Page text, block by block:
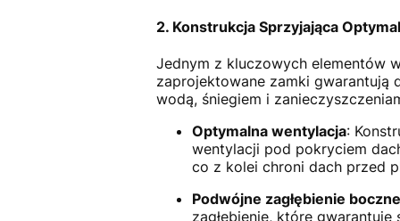
2. Konstrukcja Sprzyjająca
Jednym z kluczowych elementów
zaprojektowane zamki gwarantują
wodą, śniegiem i
Optymalna wentylacja:
wentylacji pod pokryciem
co z kolei chroni dach przed
Podwójne zagłębienie
zagłębienie, które